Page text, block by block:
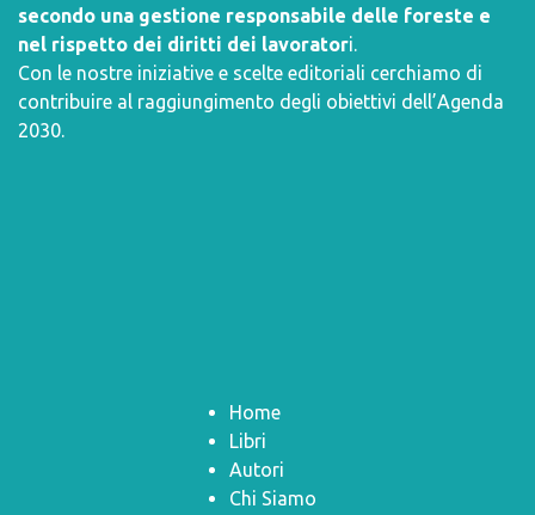
secondo una gestione responsabile delle foreste e
nel rispetto dei diritti dei lavoratori.
Con le nostre iniziative e scelte editoriali cerchiamo di
contribuire al raggiungimento degli obiettivi dell’Agenda
2030.
Home
Libri
Autori
Chi Siamo